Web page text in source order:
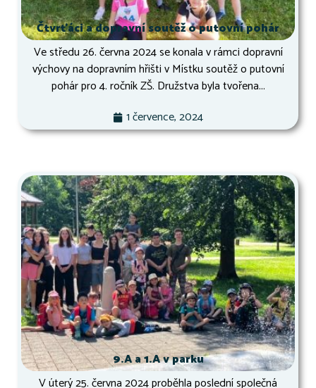
Čtvrťáci a dopravní soutěž o putovní pohár
Ve středu 26. června 2024 se konala v rámci dopravní
výchovy na dopravním hřišti v Místku soutěž o putovní
pohár pro 4. ročník ZŠ. Družstva byla tvořena...
1 července, 2024
9.A a 1.A v parku
V úterý 25. června 2024 proběhla poslední společná